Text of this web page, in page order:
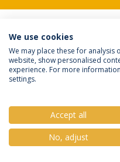
Política de
Direitos do
© 2026
We use cookies
We may place these for
website, show personalised
experience. For more
settings.
Accept all
No, adjust